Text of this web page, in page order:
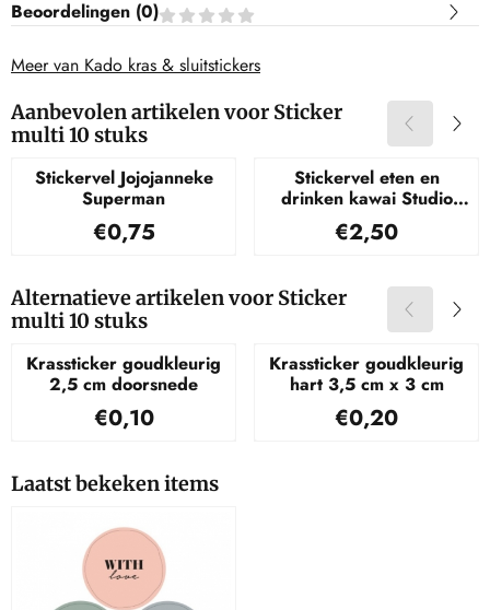
Beoordelingen (0)
Meer van Kado kras & sluitstickers
Aanbevolen artikelen voor Sticker
multi 10 stuks
Stickervel Jojojanneke
Superman
Prijs: 0,75
€0,75
Stickervel eten en
drinken kawai Studio
SchatkistPrijs: 2,50
€2,50
Alternatieve artikelen voor Sticker
multi 10 stuks
Krassticker goudkleurig
2,5 cm doorsnede
Prijs: 0,10
€0,10
Krassticker goudkleurig
hart 3,5 cm x 3 cm
Prijs: 0,20
€0,20
Laatst bekeken items